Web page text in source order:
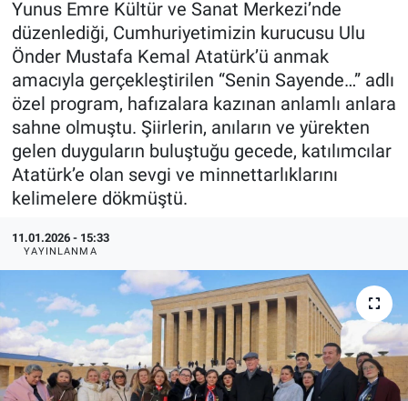
Yunus Emre Kültür ve Sanat Merkezi’nde
düzenlediği, Cumhuriyetimizin kurucusu Ulu
Önder Mustafa Kemal Atatürk’ü anmak
amacıyla gerçekleştirilen “Senin Sayende…” adlı
özel program, hafızalara kazınan anlamlı anlara
sahne olmuştu. Şiirlerin, anıların ve yürekten
gelen duyguların buluştuğu gecede, katılımcılar
Atatürk’e olan sevgi ve minnettarlıklarını
kelimelere dökmüştü.
11.01.2026 - 15:33
YAYINLANMA
TEKNOLOJİ
EKONOMİ
SPOR
ASAYİŞ
Son Dakika Haberleri
Haber Arşivi